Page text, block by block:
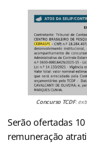
Concurso TCDF:
Serão ofertadas
remuneração